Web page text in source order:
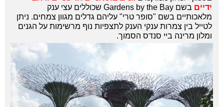
ידיים
בשם Gardens by the Bay שכוללים עצי ענק
מלאכותיים בשם "סופר טרי" עליהם גדלים מגוון צמחים. ניתן
לטייל בין צמרות ענקי הענק לתצפיות נוף מרשימות על הגנים
ומלון מרינה ביי סנדס הסמוך.